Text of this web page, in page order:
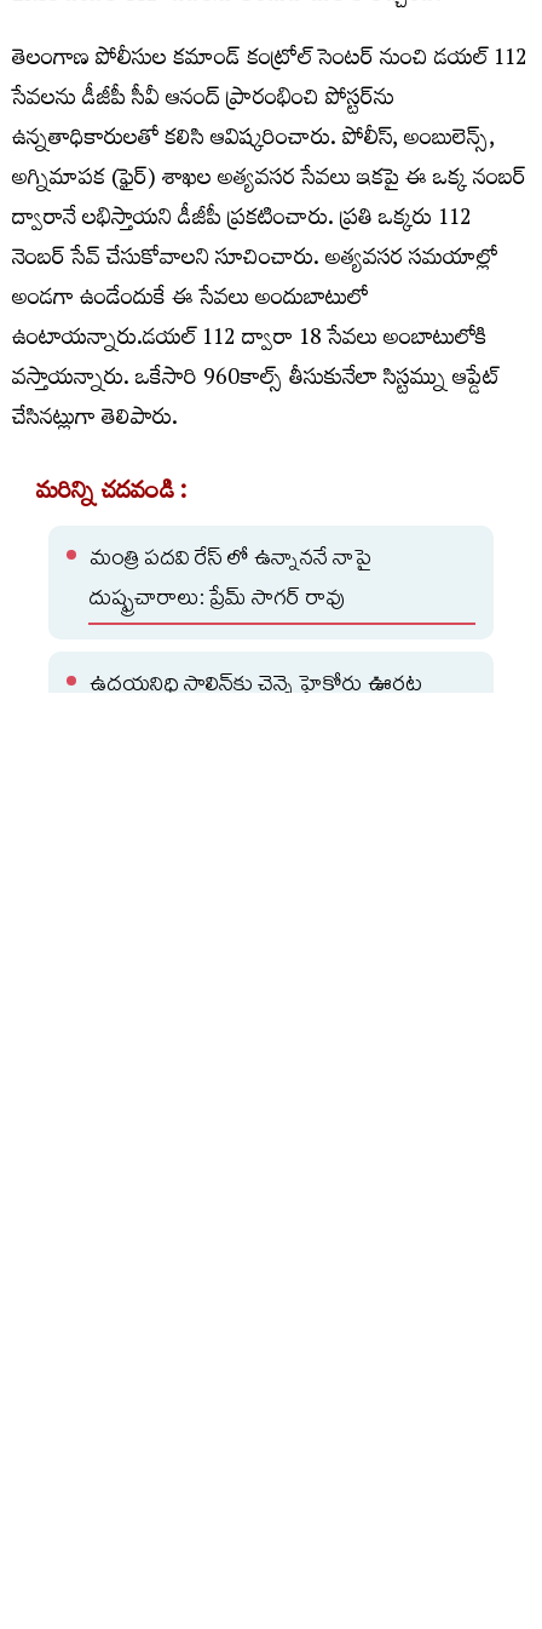
తెలంగాణ పోలీసుల కమాండ్‌ కంట్రోల్‌ సెంటర్‌ నుంచి డయల్‌ 112
సేవలను డీజీపీ సీవీ ఆనంద్‌ ప్రారంభించి పోస్టర్‌ను
ఉన్నతాధికారులతో కలిసి ఆవిష్కరించారు. పోలీస్, అంబులెన్స్,
అగ్నిమాపక (ఫైర్) శాఖల అత్యవసర సేవలు ఇకపై ఈ ఒక్క నంబర్
ద్వారానే లభిస్తాయని డీజీపీ ప్రకటించారు. ప్రతి ఒక్కరు 112
నెంబర్ సేవ్ చేసుకోవాలని సూచించారు. అత్యవసర సమయాల్లో
అండగా ఉండేందుకే ఈ సేవలు అందుబాటులో
ఉంటాయన్నారు.డయల్‌ 112 ద్వారా 18 సేవలు అంబాటులోకి
వస్తాయన్నారు. ఒకేసారి 960కాల్స్ తీసుకునేలా సిస్టమ్ను ఆప్డేట్
చేసినట్లుగా తెలిపారు.
మరిన్ని చదవండి :
మంత్రి పదవి రేస్ లో ఉన్నాననే నాపై
దుష్ఫ్రచారాలు: ప్రేమ్ సాగర్ రావు
ఉదయనిధి స్టాలిన్‌కు చెన్నై హైకోర్టు ఊరట